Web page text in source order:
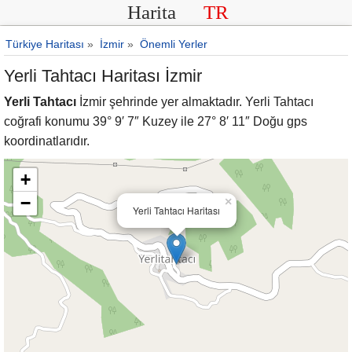
Harita TR
Türkiye Haritası » İzmir » Önemli Yerler
Yerli Tahtacı Haritası İzmir
Yerli Tahtacı İzmir şehrinde yer almaktadır. Yerli Tahtacı
coğrafi konumu 39° 9′ 7″ Kuzey ile 27° 8′ 11″ Doğu gps
koordinatlarıdır.
Yerli Tahtacı Haritası
×
+
−